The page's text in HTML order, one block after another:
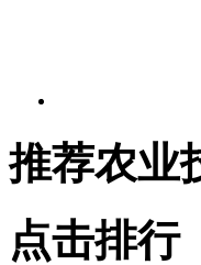
推荐农业
点击排行